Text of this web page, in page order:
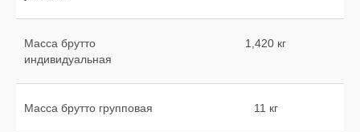
Масса брутто
индивидуальная
1,420 кг
Масса брутто групповая 11 кг